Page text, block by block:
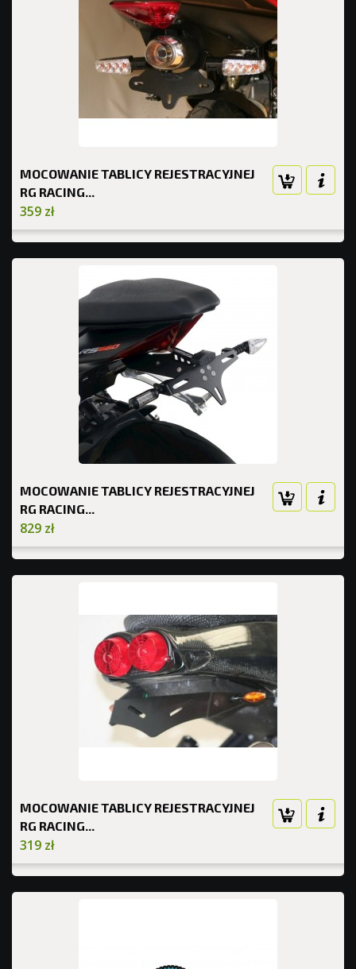
MOCOWANIE TABLICY REJESTRACYJNEJ
RG RACING...
359 zł
MOCOWANIE TABLICY REJESTRACYJNEJ
RG RACING...
829 zł
MOCOWANIE TABLICY REJESTRACYJNEJ
RG RACING...
319 zł